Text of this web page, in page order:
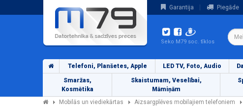
Garantija Piegāde
Seko M79 soc. tīklos
Telefoni, Planšetes, Apple LED TV, Foto, Audio
Smaržas,
Kosmētika
Skaistumam, Veselībai,
Māmiņām
Mobilās un viediekārtas
Aizsargplēves mobilajiem telefoniem